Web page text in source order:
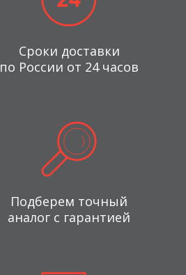
Сроки доставки
по России от 24 часов
Подберем точный
аналог с гарантией